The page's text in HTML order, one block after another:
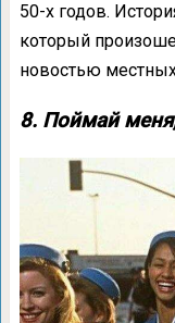
50-х годов.
который
новостью местных
8. Поймай